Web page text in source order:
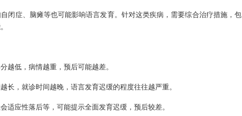
闭症、脑瘫等也可能影响语言发育。针对这类疾病，需要综合治疗措施，包
越低，病情越重，预后可能越差。
长，就诊时间越晚，语言发育迟缓的程度往往越严重。
适应性落后等，可能提示全面发育迟缓，预后较差。